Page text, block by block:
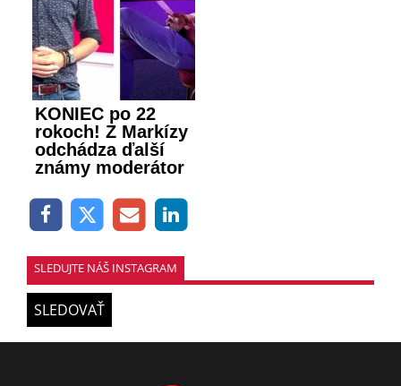
KONIEC po 22
rokoch! Z Markízy
odchádza ďalší
známy moderátor
SLEDUJTE NÁŠ INSTAGRAM
SLEDOVAŤ